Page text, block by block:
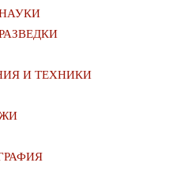
И ТЕХНИКИ